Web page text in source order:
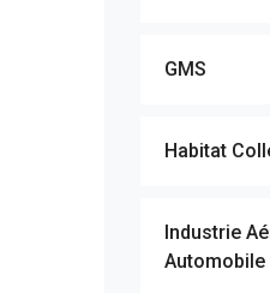
GMS
Habitat
Industrie
Automobile